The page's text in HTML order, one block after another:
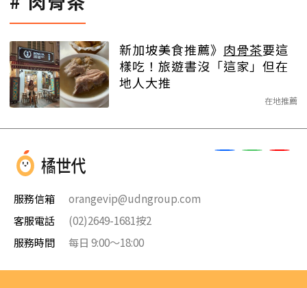
新加坡美食推薦》 肉骨茶要這
樣吃！旅遊書沒「這家」但在
地人大推
在地推薦
服務信箱
orangevip@udngroup.com
客服電話
(02)2649-1681按2
服務時間
每日 9:00～18:00